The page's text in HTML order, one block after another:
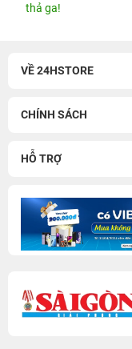
thả ga!
VỀ 24HSTORE
CHÍNH SÁCH
HỖ TRỢ